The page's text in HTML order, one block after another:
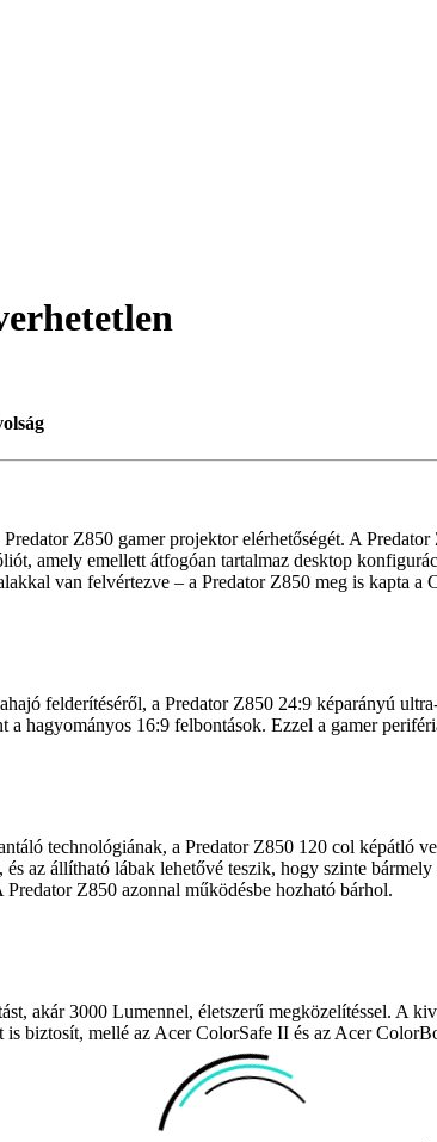
Z850 gamer projektor elérhetőségét. A
amely emellett átfogóan tartalmaz desktop
van felvértezve – a Predator Z850 meg is kapta a
felderítéséről, a Predator Z850 24:9 képarányú
hagyományos 16:9 felbontások. Ezzel a gamer
technológiának, a Predator Z850 120 col képátló
az állítható lábak lehetővé teszik, hogy szinte
Z850 azonnal működésbe hozható bárhol.
akár 3000 Lumennel, életszerű megközelítéssel. A
biztosít, mellé az Acer ColorSafe II és az Acer